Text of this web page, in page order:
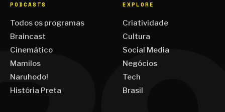
PODCASTS
Todos os programas
Braincast
Cinemático
Mamilos
Naruhodo!
História Preta
EXPLORE
Criatividade
Cultura
Social Media
Negócios
Tech
Brasil